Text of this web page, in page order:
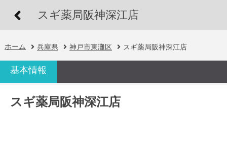
スギ薬局阪神深江店
ホーム 兵庫県 神戸市東灘区 スギ薬局阪神深江店
基本情報
スギ薬局阪神深江店